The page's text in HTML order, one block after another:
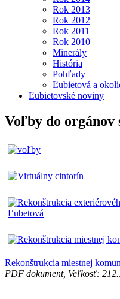
Rok 2013
Rok 2012
Rok 2011
Rok 2010
Minerály
História
Pohľady
Ľubietová a
Ľubietovské noviny
Voľby do orgánov
Rekonštrukcia miestnej
PDF dokument, Veľkosť: